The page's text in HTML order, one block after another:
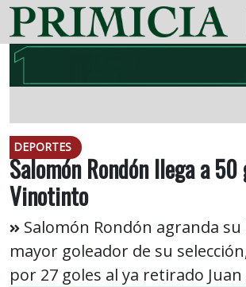
DEPORTES
Salomón Rondón llega a
Vinotinto
Salomón Rondón agranda
mayor goleador de su
por 27 goles al ya retirado